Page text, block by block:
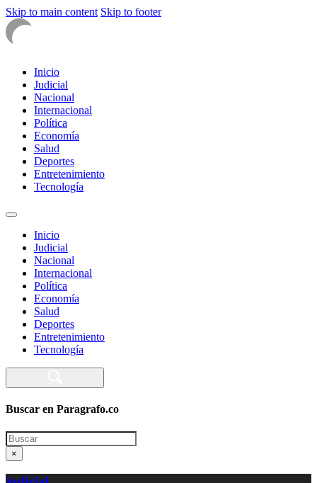
Skip to main content Skip to footer
Inicio
Judicial
Nacional
Internacional
Política
Economía
Salud
Deportes
Entretenimiento
Tecnología
Inicio
Judicial
Nacional
Internacional
Política
Economía
Salud
Deportes
Entretenimiento
Tecnología
Buscar en Paragrafo.co
Search
×